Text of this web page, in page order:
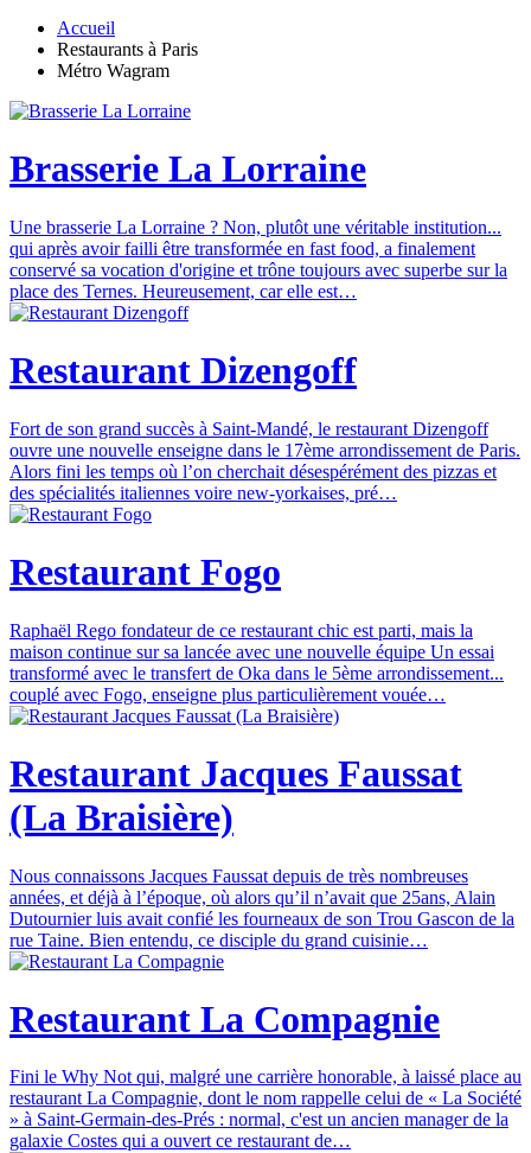
Accueil
Restaurants à Paris
Métro Wagram
Brasserie La Lorraine
Une brasserie La Lorraine ? Non, plutôt une véritable institution...
qui après avoir failli être transformée en fast food, a finalement
conservé sa vocation d'origine et trône toujours avec superbe sur la
place des Ternes. Heureusement, car elle est…
Restaurant Dizengoff
Fort de son grand succès à Saint-Mandé, le restaurant Dizengoff
ouvre une nouvelle enseigne dans le 17ème arrondissement de Paris.
Alors fini les temps où l’on cherchait désespérément des pizzas et
des spécialités italiennes voire new-yorkaises, pré…
Restaurant Fogo
Raphaël Rego fondateur de ce restaurant chic est parti, mais la
maison continue sur sa lancée avec une nouvelle équipe Un essai
transformé avec le transfert de Oka dans le 5ème arrondissement...
couplé avec Fogo, enseigne plus particulièrement vouée…
Restaurant Jacques Faussat
(La Braisière)
Nous connaissons Jacques Faussat depuis de très nombreuses
années, et déjà à l’époque, où alors qu’il n’avait que 25ans, Alain
Dutournier luis avait confié les fourneaux de son Trou Gascon de la
rue Taine. Bien entendu, ce disciple du grand cuisinie…
Restaurant La Compagnie
Fini le Why Not qui, malgré une carrière honorable, à laissé place au
restaurant La Compagnie, dont le nom rappelle celui de « La Société
» à Saint-Germain-des-Prés : normal, c'est un ancien manager de la
galaxie Costes qui a ouvert ce restaurant de…